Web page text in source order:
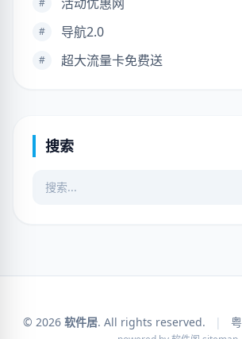
#
# 导航2.0
# 超大流量卡免费送
搜索
© 2026 软件居. All rights reserved. |